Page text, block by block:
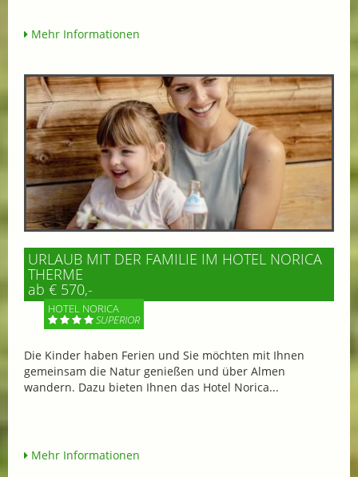
Mehr Informationen
URLAUB MIT DER FAMILIE IM HOTEL NORICA
THERME
ab € 570,-
HOTEL NORICA
SUPERIOR
Die Kinder haben Ferien und Sie möchten mit Ihnen
gemeinsam die Natur genießen und über Almen
wandern. Dazu bieten Ihnen das Hotel Norica...
Mehr Informationen